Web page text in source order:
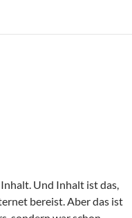
Und Inhalt ist das,
bereist. Aber das ist